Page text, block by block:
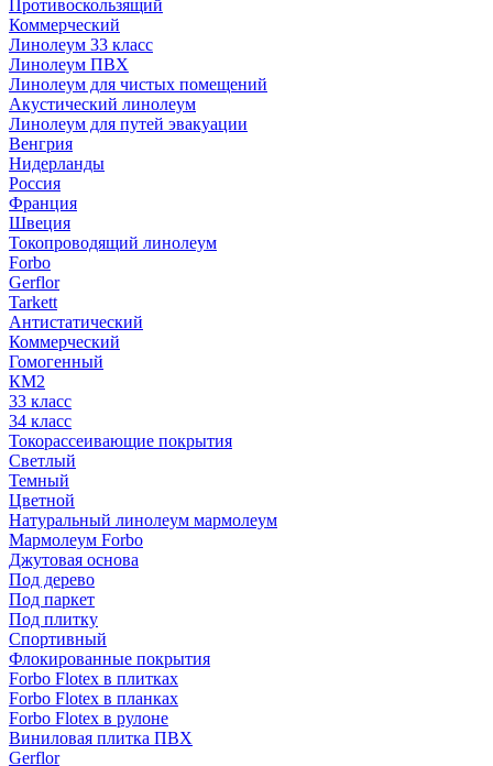
Противоскользящий
Коммерческий
Линолеум 33 класс
Линолеум ПВХ
Линолеум для чистых помещений
Акустический линолеум
Линолеум для путей эвакуации
Венгрия
Нидерланды
Россия
Франция
Швеция
Токопроводящий линолеум
Forbo
Gerflor
Tarkett
Антистатический
Коммерческий
Гомогенный
КМ2
33 класс
34 класс
Токорассеивающие покрытия
Светлый
Темный
Цветной
Натуральный линолеум мармолеум
Мармолеум Forbo
Джутовая основа
Под дерево
Под паркет
Под плитку
Спортивный
Флокированные покрытия
Forbo Flotex в плитках
Forbo Flotex в планках
Forbo Flotex в рулоне
Виниловая плитка ПВХ
Gerflor